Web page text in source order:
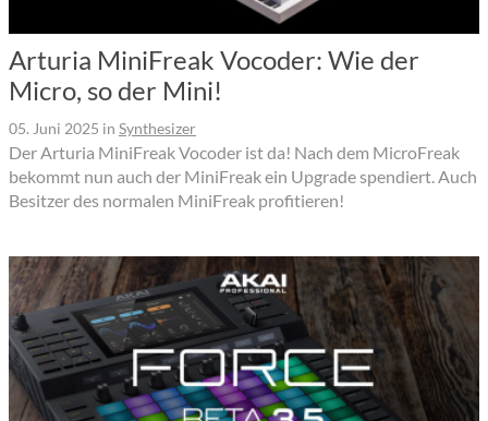
Arturia MiniFreak Vocoder: Wie der
Micro, so der Mini!
05. Juni 2025 in Synthesizer
Der Arturia MiniFreak Vocoder ist da! Nach dem MicroFreak
bekommt nun auch der MiniFreak ein Upgrade spendiert. Auch
Besitzer des normalen MiniFreak profitieren!